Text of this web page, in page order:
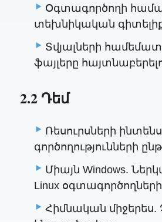
Օգտագործողի
տեխնիկական
Տվյալների
ֆայլերը
2.2 Դեմ
Ռեսուրսների
գործողությունների
Միայն Windows.
Linux
Հիմնական միջերես.